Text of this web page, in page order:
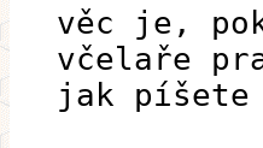
věc je,
včelaře
jak píšete